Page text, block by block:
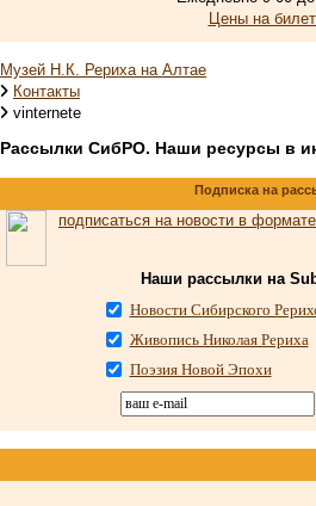
Цены на
Музей Н.К. Рериха на Алтае
Контакты
vinternete
Рассылки СибРО. Наши ресурсы в
Подписка на
подписаться на новости в
Наши рассылки на
Новости Сибирского
Живопись Николая Рериха
Поэзия Новой Эпохи